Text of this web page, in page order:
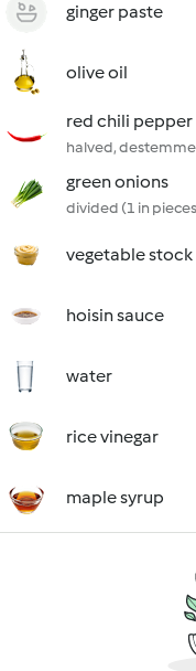
ginger paste
olive oil
red chili pepper
halved,
green onions
divided (1 in
vegetable
hoisin sauce
water
rice vinegar
maple syrup